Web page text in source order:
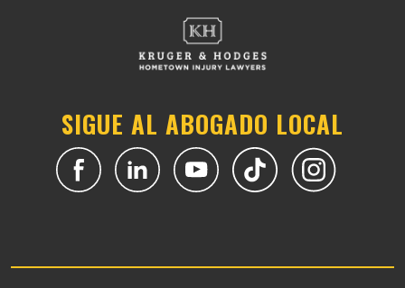
SIGUE AL ABOGADO LOCAL